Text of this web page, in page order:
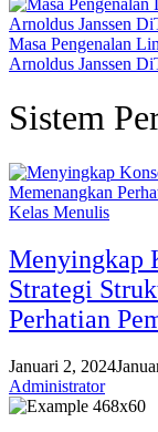
Masa Pengenalan
Arnoldus Janssen
Sistem
Kelas Menulis
Menyingkap
Strategi
Perhatian
Januari 2, 2024
Administrator